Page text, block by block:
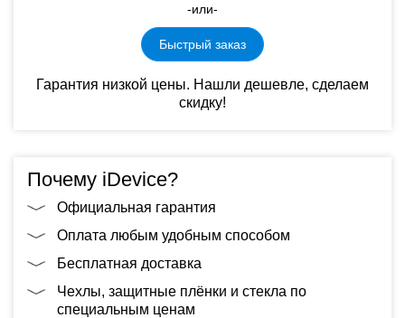
-или-
Быстрый заказ
Гарантия низкой цены. Нашли дешевле, сделаем
скидку!
Почему iDevice?
Официальная гарантия
Оплата любым удобным способом
Бесплатная доставка
Чехлы, защитные плёнки и стекла по
специальным ценам